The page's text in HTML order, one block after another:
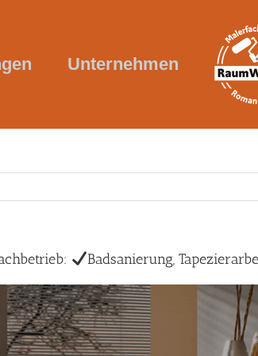
Unternehmen
Badsanierung,